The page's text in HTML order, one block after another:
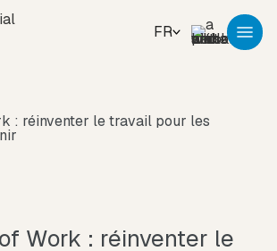
FR
: réinventer le travail pour les
Work : réinventer le